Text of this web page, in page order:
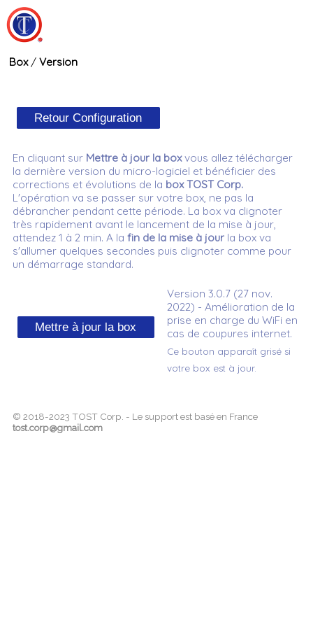
Box / Version
En cliquant sur Mettre à jour la boxvous allez télécharger
la dernière version du micro-logiciel et bénéficier des
corrections et évolutions de la box TOST Corp.
L'opération va se passer sur votre box, ne pas la
débrancher pendant cette période. La box va clignoter
très rapidement avant le lancement de la mise à jour,
attendez 1 à 2 min. A la fin de la mise à jour la box va
s'allumer quelques secondes puis clignoter comme pour
un démarrage standard.
Version 3.0.7 (27 nov.
2022) - Amélioration de la
prise en charge du WiFi en
cas de coupures internet.
Ce bouton apparaît grisé si
votre box est à jour.
© 2018-2023 TOST Corp. - Le support est basé en France
tost.corp@gmail.com